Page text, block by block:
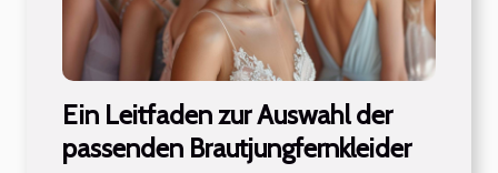
Ein Leitfaden zur Auswahl der
passenden Brautjungfernkleider